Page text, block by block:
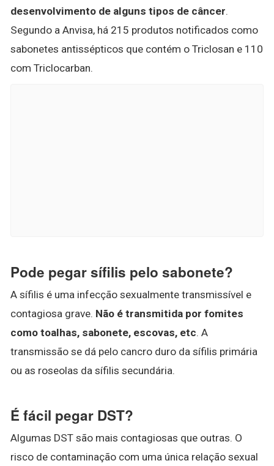
desenvolvimento de alguns tipos de câncer.
Segundo a Anvisa, há 215 produtos notificados como
sabonetes antissépticos que contém o Triclosan e 110
com Triclocarban.
Pode pegar sífilis pelo sabonete?
A sífilis é uma infecção sexualmente transmissível e
contagiosa grave. Não é transmitida por fomites
como toalhas, sabonete, escovas, etc. A
transmissão se dá pelo cancro duro da sífilis primária
ou as roseolas da sífilis secundária.
É fácil pegar DST?
Algumas DST são mais contagiosas que outras. O
risco de contaminação com uma única relação sexual